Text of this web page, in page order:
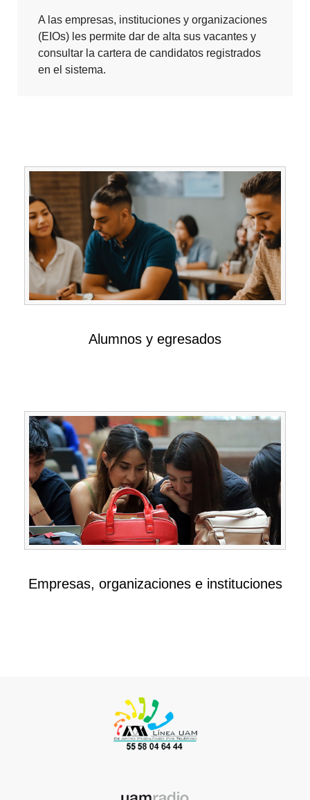
A las empresas, instituciones y organizaciones
(EIOs) les permite dar de alta sus vacantes y
consultar la cartera de candidatos registrados
en el sistema.
Alumnos y egresados
Empresas, organizaciones e instituciones